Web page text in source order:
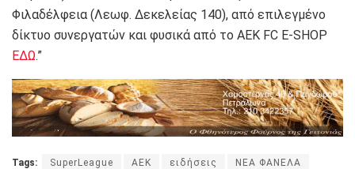
Φιλαδέλφεια (Λεωφ. Δεκελείας 140), από επιλεγμένο
δίκτυο συνεργατών και φυσικά από το AEK FC E-SHOP
ΕΔΩ.”
Tags: SuperLeague ΑΕΚ ειδήσεις ΝΕΑ ΦΑΝΕΛΑ